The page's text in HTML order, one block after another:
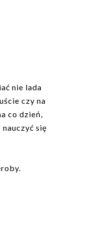
nie lada
czy na
co dzień,
się